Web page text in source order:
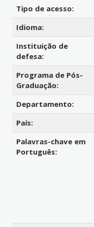
Tipo de acesso:
Idioma:
Instituição de
defesa:
Programa de Pós-
Graduação:
Departamento:
País:
Palavras-chave em
Português: